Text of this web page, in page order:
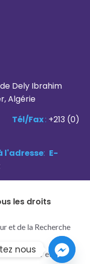
Dely Ibrahim
Algérie
Tél/Fax: +213 (0)
l'adresse: E-
les droits
et de la Recherche
de la Mer et de
nous